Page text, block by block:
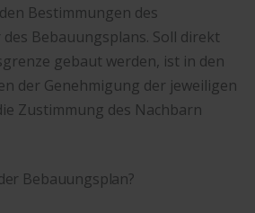
Bestimmungen des
Bebauungsplans. Soll direkt
gebaut werden, ist in den
der Genehmigung der jeweiligen
Zustimmung des Nachbarn
Bebauungsplan?